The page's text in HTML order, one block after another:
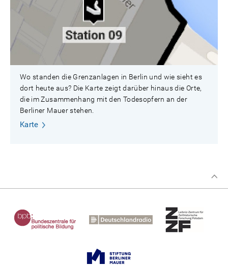
Wo standen die Grenzanlagen in Berlin und wie sieht es
dort heute aus? Die Karte zeigt darüber hinaus die Orte,
die im Zusammenhang mit den Todesopfern an der
Berliner Mauer stehen.
Karte